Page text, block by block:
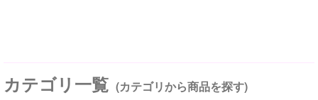
カテゴリ一覧 (カテゴリから商品を探す)